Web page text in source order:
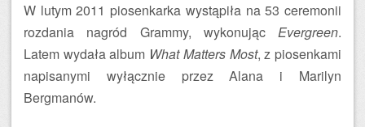
W lutym 2011 piosenkarka wystąpiła na 53 ceremonii
rozdania nagród Grammy, wykonując Evergreen.
Latem wydała album What Matters Most, z piosenkami
napisanymi wyłącznie przez Alana i Marilyn
Bergmanów.